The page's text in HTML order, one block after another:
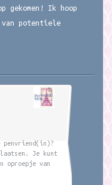
gekomen! Ik hoop
potentiele
penvriend(in)?
Je kunt
oproepje van